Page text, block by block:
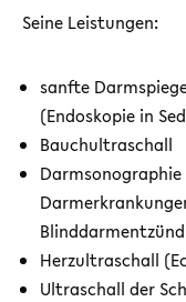
Seine Leistungen:
sanfte
(Endoskopie in
Bauchultraschall
Herzultraschall
Ultraschall der